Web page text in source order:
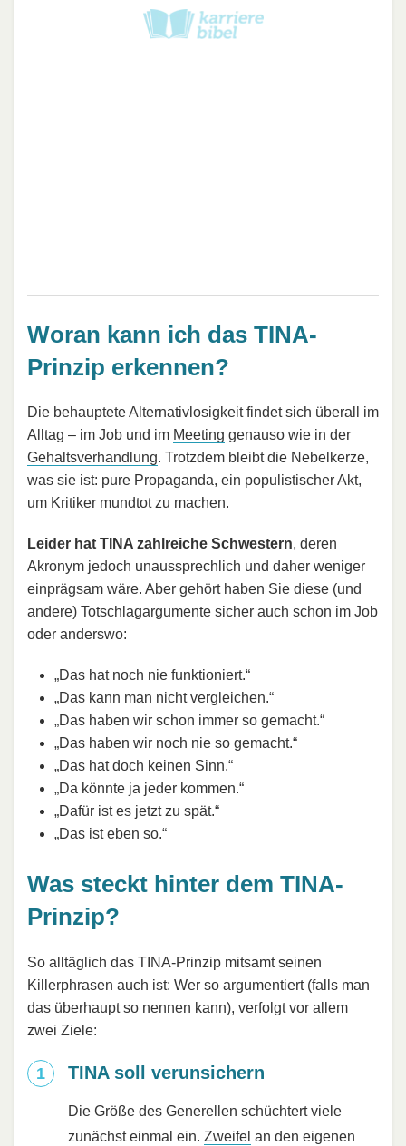
Woran kann ich das TINA-
Prinzip erkennen?
Die behauptete Alternativlosigkeit findet sich überall im
Alltag – im Job und im Meeting genauso wie in der
Gehaltsverhandlung. Trotzdem bleibt die Nebelkerze,
was sie ist: pure Propaganda, ein populistischer Akt,
um Kritiker mundtot zu machen.
Leider hat TINA zahlreiche Schwestern, deren
Akronym jedoch unaussprechlich und daher weniger
einprägsam wäre. Aber gehört haben Sie diese (und
andere) Totschlagargumente sicher auch schon im Job
oder anderswo:
„Das hat noch nie funktioniert.“
„Das kann man nicht vergleichen.“
„Das haben wir schon immer so gemacht.“
„Das haben wir noch nie so gemacht.“
„Das hat doch keinen Sinn.“
„Da könnte ja jeder kommen.“
„Dafür ist es jetzt zu spät.“
„Das ist eben so.“
Was steckt hinter dem TINA-
Prinzip?
So alltäglich das TINA-Prinzip mitsamt seinen
Killerphrasen auch ist: Wer so argumentiert (falls man
das überhaupt so nennen kann), verfolgt vor allem
zwei Ziele:
TINA soll verunsichern
Die Größe des Generellen schüchtert viele
zunächst einmal ein. Zweifel an den eigenen